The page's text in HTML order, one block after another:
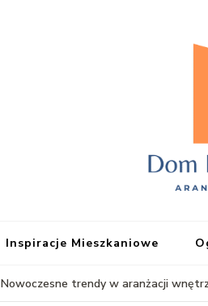
Inspiracje Mieszkaniowe
Nowoczesne trendy w aranżacji